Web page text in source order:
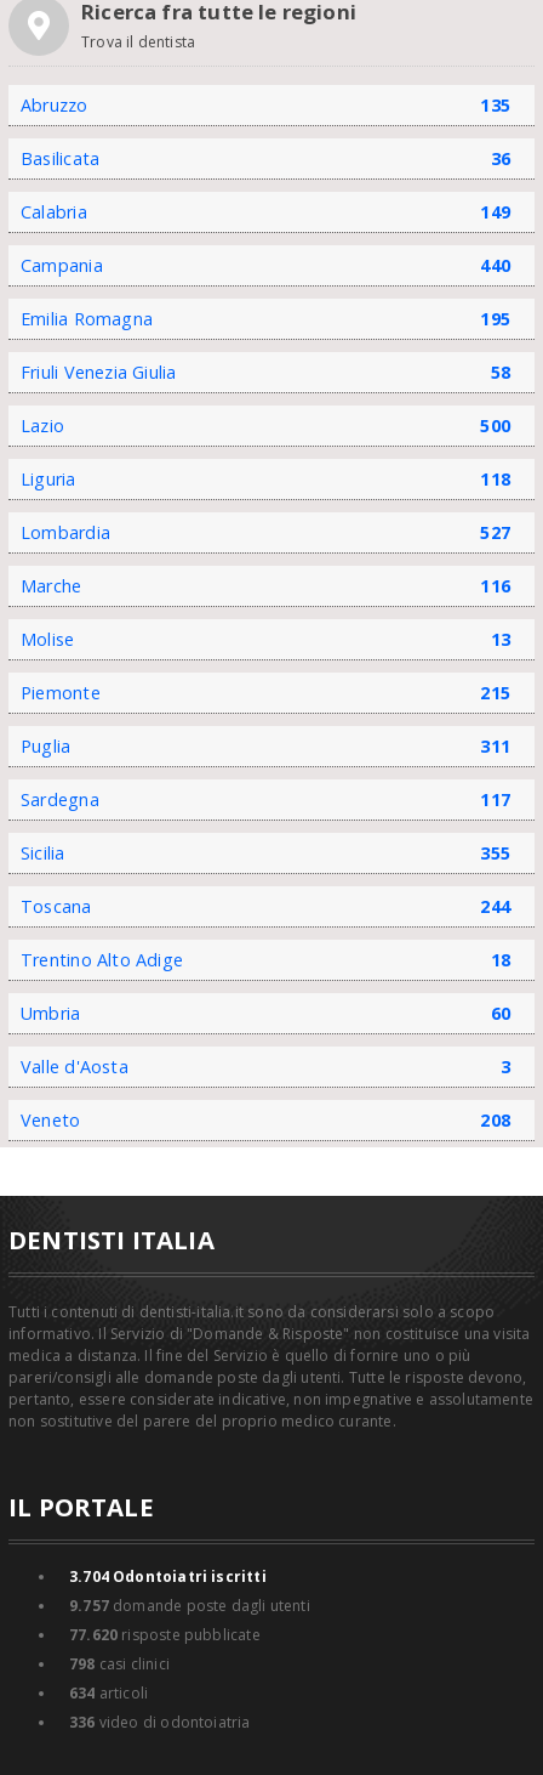
Ricerca fra tutte le regioni
Trova il dentista
Abruzzo 135
Basilicata 36
Calabria 149
Campania 440
Emilia Romagna 195
Friuli Venezia Giulia 58
Lazio 500
Liguria 118
Lombardia 527
Marche 116
Molise 13
Piemonte 215
Puglia 311
Sardegna 117
Sicilia 355
Toscana 244
Trentino Alto Adige 18
Umbria 60
Valle d'Aosta 3
Veneto 208
DENTISTI ITALIA
Tutti i contenuti di dentisti-italia.it sono da considerarsi solo a scopo
informativo. Il Servizio di "Domande & Risposte" non costituisce una visita
medica a distanza. Il fine del Servizio è quello di fornire uno o più
pareri/consigli alle domande poste dagli utenti. Tutte le risposte devono,
pertanto, essere considerate indicative, non impegnative e assolutamente
non sostitutive del parere del proprio medico curante.
IL PORTALE
3.704Odontoiatri iscritti
9.757domande poste dagli utenti
77.620 risposte pubblicate
798 casi clinici
634 articoli
336 video di odontoiatria